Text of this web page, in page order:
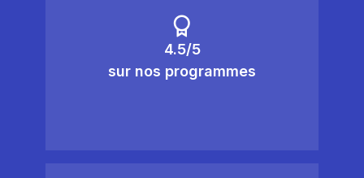
4.5/5
sur nos programmes